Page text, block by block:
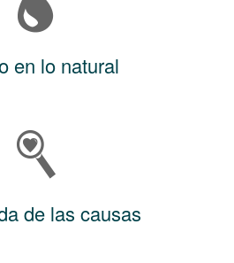
en lo natural
de las causas